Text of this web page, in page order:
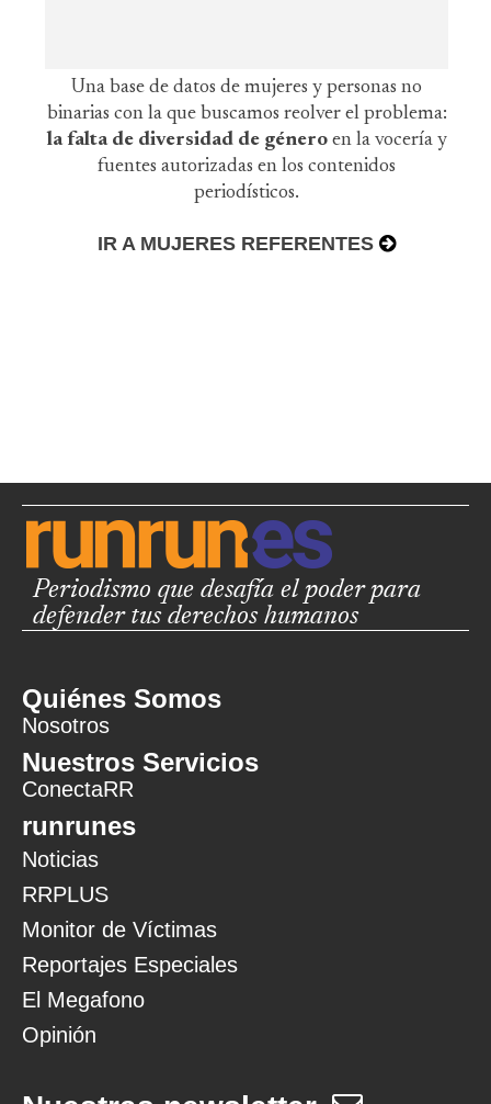
Una base de datos de mujeres y personas no
binarias con la que buscamos reolver el problema:
la falta de diversidad de género en la vocería y
fuentes autorizadas en los contenidos
periodísticos.
IR A MUJERES REFERENTES
Periodismo que desafía el poder para
defender tus derechos humanos
Quiénes Somos
Nosotros
Nuestros Servicios
ConectaRR
runrunes
Noticias
RRPLUS
Monitor de Víctimas
Reportajes Especiales
El Megafono
Opinión